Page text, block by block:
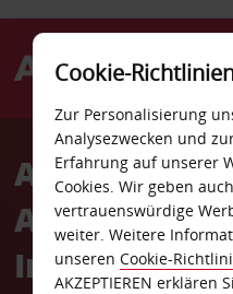
Avis
Cookie-
Zur Personalisierung
Analysezwecken und
Erfahrung auf unserer
Cookies. Wir geben
vertrauenswürdige
weiter. Weitere
unseren Cookie-
AKZEPTIEREN